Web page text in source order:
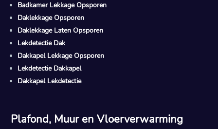
Badkamer Lekkage Opsporen
Daklekkage Opsporen
Daklekkage Laten Opsporen
Lekdetectie Dak
Dakkapel Lekkage Opsporen
Lekdetectie Dakkapel
Dakkapel Lekdetectie
Plafond, Muur en Vloerverwarming